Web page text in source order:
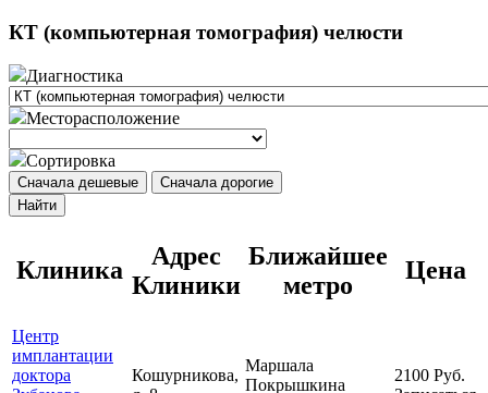
КТ (компьютерная томография) челюсти
Диагностика
Месторасположение
Сортировка
Сначала дешевые
Сначала дорогие
Найти
Клиника
Адрес
Клиники
Ближайшее
метро
Цена
Центр
имплантации
доктора
Кошурникова,
Маршала
Покрышкина
2100 Руб.